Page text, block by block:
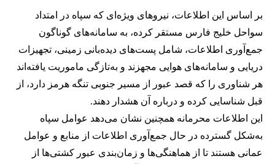
بر اساس این اطلاعات، نیروهای ویژه‌ای که سپاه در امتداد
سواحل خلیج فارس مستقر کرده، به سامانه‌های گوناگون
جمع‌آوری اطلاعات، شامل پست‌های دیده‌بانی زمینی، تجهیزات
دریایی و سامانه‌های هوایی مجهزند و به‌تازگی ماموریت یافته‌اند
هر شناوری را که قصد عبور از مسیر جنوبی تنگه هرمز دارد، از
قبل شناسایی کرده و درباره آن هشدار دهند.
این اطلاعات محرمانه همچنین نشان می‌دهد عوامل سپاه
به‌شکل گسترده در حال جمع‌آوری اطلاعات از منابع و عوامل
عمانی هستند تا از هماهنگی‌ها و زمان‌بندی عبور کشتی‌ها از